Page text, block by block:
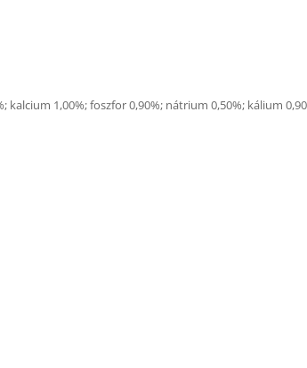
1,00%; foszfor 0,90%; nátrium 0,50%; kálium